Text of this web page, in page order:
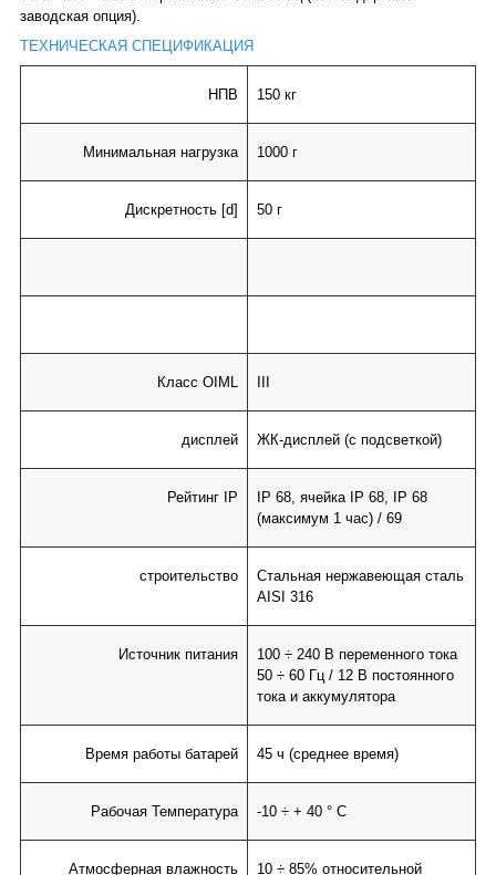
заводская опция).
ТЕХНИЧЕСКАЯ СПЕЦИФИКАЦИЯ
НПВ 150 кг
Минимальная нагрузка 1000 г
Дискретность [d] 50 г
Класс OIML
дисплей ЖК-дисплей (с подсветкой)
Рейтинг IP
IP 68, ячейка IP 68, IP 68
(максимум 1 час) / 69
строительство
Стальная нержавеющая сталь
AISI 316
Источник питания
100 ÷ 240 В переменного тока
50 ÷ 60 Гц / 12 В постоянного
тока и аккумулятора
Время работы батарей 45 ч (среднее время)
Рабочая Температура -10 ÷ + 40 ° C
Атмосферная влажность 10 ÷ 85% относительной